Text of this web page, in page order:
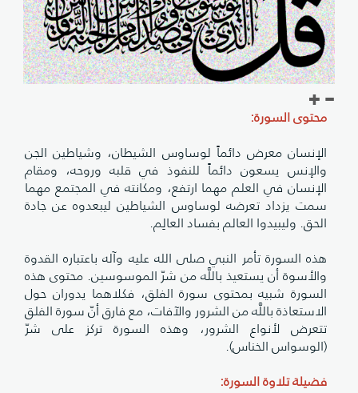
محتوى السورة:
الإنسان معرض دائماً لوساوس الشيطان، وشياطين الجن
والإنس يسعون دائماً للنفوذ في قلبه وروحه، ومقام
الإنسان في العلم مهما ارتفع، ومكانته في المجتمع مهما
سمت يزداد تعرضه لوساوس الشياطين ليبعدوه عن جادة
الحق. وليبيدوا العالم بفساد العالِم.
هذه السورة تأمر النبي صلى الله عليه وآله باعتباره القدوة
والأسوة أن يستعيذ باللَّه من شرّ الموسوسين. محتوى هذه
السورة شبيه بمحتوى سورة الفلق، فكلاهما يدوران حول
الاستعاذة باللَّه من الشرور والآفات، مع فارق أنّ سورة الفلق
تتعرض لأنواع الشرور، وهذه السورة تركز على شرّ
(الوسواس الخناس).
فضيلة تلاوة السورة: